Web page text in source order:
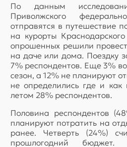
По данным
Приволжского
отправятся в путешествие
на курорты
опрошенных решили
на даче или дома. Поездку
7% респондентов. Еще 3%
сезон, а 12% не планируют
не определились где и как
летом 28% респондентов.
Половина респондентов
планируют потратить на
ранее. Четверть (24%)
прошлогодний бюджет.